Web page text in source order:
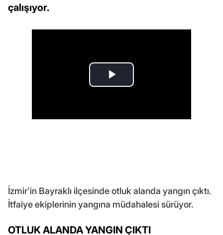
çalışıyor.
İzmir'in Bayraklı ilçesinde otluk alanda yangın çıktı.
İtfaiye ekiplerinin yangına müdahalesi sürüyor.
OTLUK ALANDA YANGIN ÇIKTI